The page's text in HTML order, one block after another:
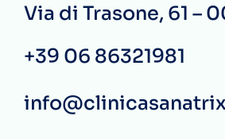
Via di Trasone, 61 –
+39 06 86321981